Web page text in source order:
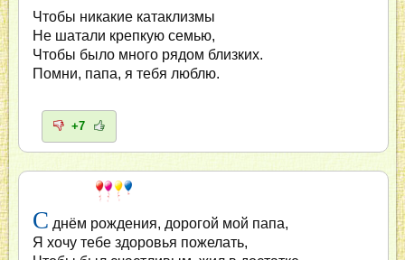
Чтобы никакие катаклизмы
Не шатали крепкую семью,
Чтобы было много рядом близких.
Помни, папа, я тебя люблю.
+7
С днём рождения, дорогой мой папа,
Я хочу тебе здоровья пожелать,